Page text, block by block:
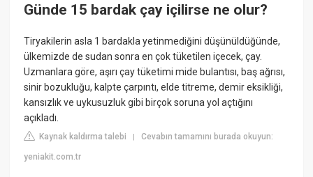
Günde 15 bardak çay içilirse ne olur?
Tiryakilerin asla 1 bardakla yetinmediğini düşünüldüğünde,
ülkemizde de sudan sonra en çok tüketilen içecek, çay.
Uzmanlara göre, aşırı çay tüketimi mide bulantısı, baş ağrısı,
sinir bozukluğu, kalpte çarpıntı, elde titreme, demir eksikliği,
kansızlık ve uykusuzluk gibi birçok soruna yol açtığını
açıkladı.
Kaynak kaldırma talebi |Cevabın tamamını burada okuyun:
yeniakit.com.tr